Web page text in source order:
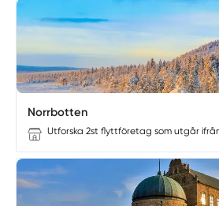
Norrbotten
Utforska 2st flyttföretag som utgår